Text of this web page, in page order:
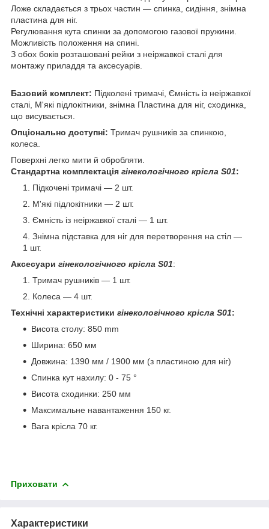
Ложе складається з трьох частин — спинка, сидіння, знімна
пластина для ніг.
Регулювання кута спинки за допомогою газової пружини.
Можливість положення на спині.
З обох боків розташовані рейки з неіржавкої сталі для
монтажу приладдя та аксесуарів.
Базовий комплект: Підколені тримачі, Ємність із неіржавкої
сталі, М'які підлокітники, знімна Пластина для ніг, сходинка,
що висувається.
Опціонально доступні: Тримач рушників за спинкою,
колеса.
Поверхні легко мити й обробляти.
Стандартна комплектація гінекологічного крісла S01:
Підкочені тримачі — 2 шт.
М'які підлокітники — 2 шт.
Ємність із неіржавкої сталі — 1 шт.
Знімна підставка для ніг для перетворення на стіл —
1 шт.
Аксесуари гінекологічного крісла S01:
Тримач рушників — 1 шт.
Колеса — 4 шт.
Технічні характеристики гінекологічного крісла S01:
Висота столу: 850 mm
Ширина: 650 мм
Довжина: 1390 мм / 1900 мм (з пластиною для ніг)
Спинка кут нахилу: 0 - 75 °
Висота сходинки: 250 мм
Максимальне навантаження 150 кг.
Вага крісла 70 кг.
Приховати
Характеристики